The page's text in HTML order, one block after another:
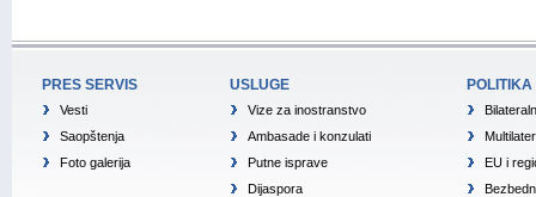
PRES SERVIS
Vesti
Saopštenja
Foto galerija
USLUGE
Vize za inostranstvo
Ambasade i konzulati
Putne isprave
Dijaspora
POLITIKA
EU i